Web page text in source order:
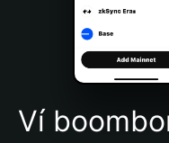
Português (Brasil)
Español (Argentina)
Ví